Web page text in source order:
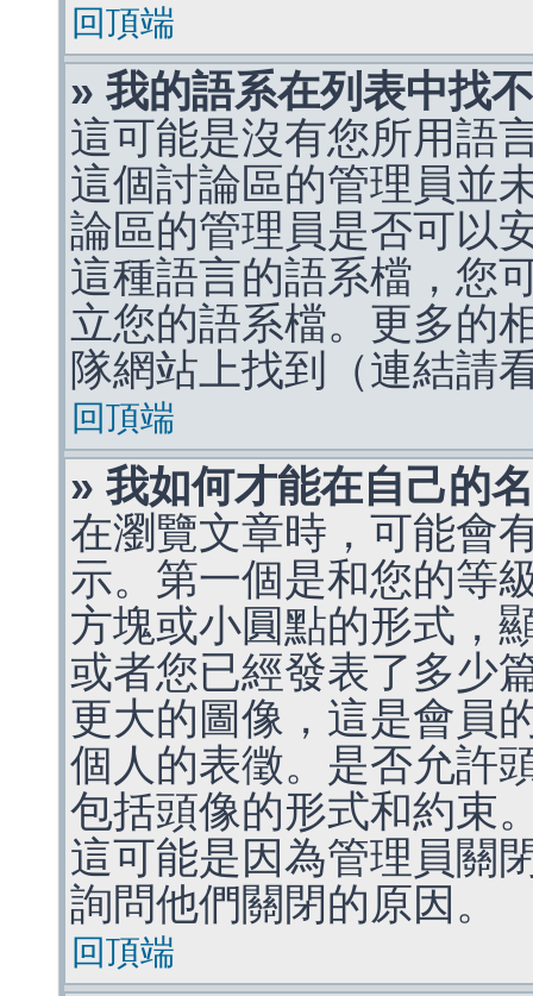
回頂端
» 我的語系在列表中找
這可能是沒有您所用語
這個討論區的管理員並
論區的管理員是否可以
這種語言的語系檔，您
立您的語系檔。更多的
隊網站上找到（連結請
回頂端
» 我如何才能在自己的
在瀏覽文章時，可能會
示。第一個是和您的等
方塊或小圓點的形式，
或者您已經發表了多少
更大的圖像，這是會員
個人的表徵。是否允許
包括頭像的形式和約束
這可能是因為管理員關
詢問他們關閉的原因。
回頂端